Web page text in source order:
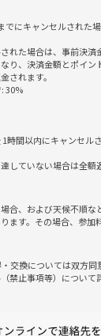
る会にします！✨️
たり個性だからし
身を知ることで解
人の話を聞いたり
ったらどう想うのか
いましょう！
でにキャンセルされた
れた場合は、事前決
り、決済金額とポイ
されます。
30%
1時間以内にキャンセル
していない場合は全額
合、および天候不順な
ます。その場合、参加
交換については双方
禁止事項等）について